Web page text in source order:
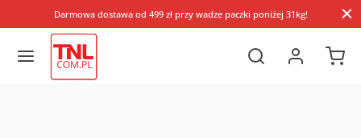
Darmowa dostawa od 499 zł przy wadze paczki poniżej 31kg!